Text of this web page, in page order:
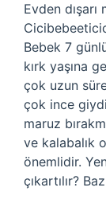
Evden dışarı
Bebek 7
kırk yaşına
çok uzun
çok ince
maruz
ve kalabalık
önemlidir.
çıkartılır?